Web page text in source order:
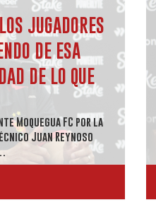
JUGADORES
DE ESA
DE LO QUE
Moquegua FC por la
Juan Reynoso